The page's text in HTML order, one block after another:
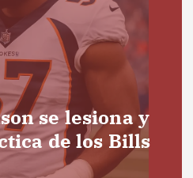
se lesiona y
de los Bills